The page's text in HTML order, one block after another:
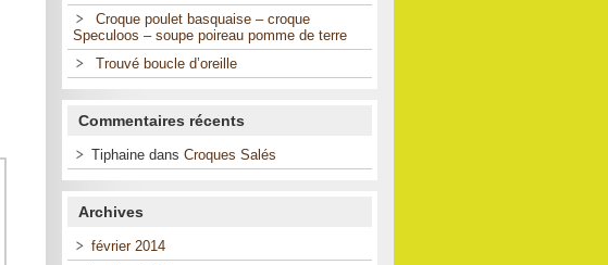
Croque poulet basquaise – croque
Speculoos – soupe poireau pomme de terre
Trouvé boucle d’oreille
Commentaires récents
Tiphaine dans Croques Salés
Archives
février 2014